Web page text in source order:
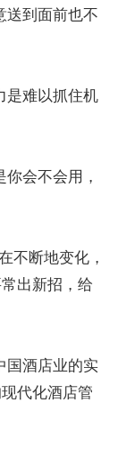
送到面前也不
是难以抓住机
会不会用，
不断地变化，
出新招，给
国酒店业的实
代化酒店管